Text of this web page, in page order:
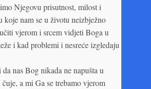
Njegovu prisutnost, milost i
nam se u životu neizbježno
vjerom i srcem vidjeti Boga u
i kad problemi i nesreće izgledaju
nas Bog nikada ne napušta u
a mi Ga se trebamo vjerom